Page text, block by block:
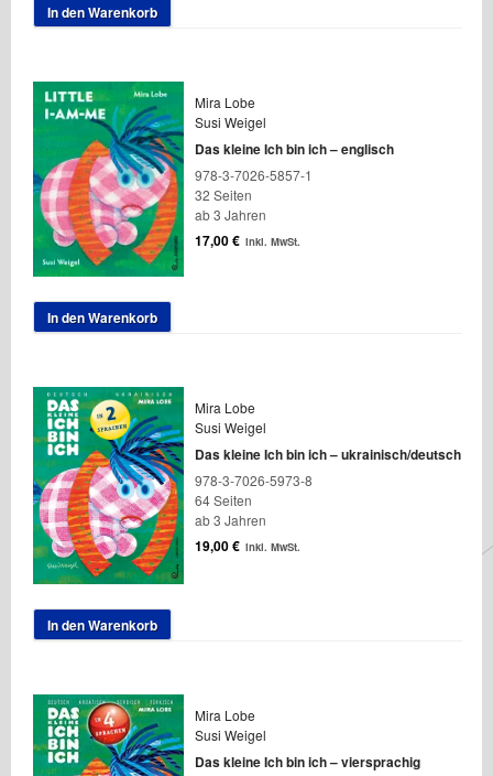
In den Warenkorb
Mira Lobe
Susi Weigel
Das kleine Ich bin ich – englisch
978-3-7026-5857-1
32 Seiten
ab 3 Jahren
17,00€ inkl. MwSt.
In den Warenkorb
Mira Lobe
Susi Weigel
Das kleine Ich bin ich – ukrainisch/deutsch
978-3-7026-5973-8
64 Seiten
ab 3 Jahren
19,00€ inkl. MwSt.
In den Warenkorb
Mira Lobe
Susi Weigel
Das kleine Ich bin ich – viersprachig